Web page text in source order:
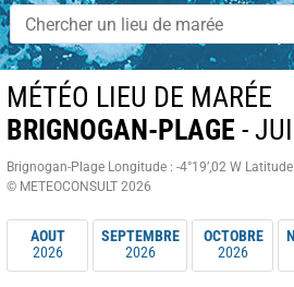
MÉTÉO LIEU DE MARÉE
BRIGNOGAN-PLAGE -
Brignogan-Plage Longitude : -4°19’,02 W Latitude
© METEOCONSULT 2026
AOUT
2026
SEPTEMBRE
2026
OCTOBRE
2026